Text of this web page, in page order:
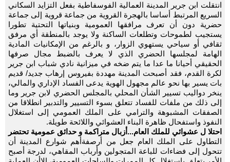
انتقلت ابن جرير المدينة العمالية الفوسفاطية بفعل التزايد السكاني
السريع المرتبط أساسا بالهجرة القروية من جماعة قروية إلى جماعة
حضرية دون أن تعرف مرافقها العمومية وبنياتها التحتية تطورا
يستجيب لطموحات وتطلعات الساكنة ولا يوجد بالمنطقة أي مرفق
ثقافي أو سياحي يستهوي الزوار، و بالرغم من الإمكانيات المادية
الهامة لمجلسها الحضري الذي لا يعرف بالضبط مجال صرفها
الحقيقي أحيانا ما عدا ما يتم ضخه في ميزانية نادي شباب ابن جرير
لكرة القدم، فقد أصبحت المدينة مهددة بفيروس إرهاب جديد/ قديم
بات يسير بها نحو عالم مجهول الهوية يدعى الفساد الإداري والمالي،
ينخر دواليب تسيير الشأن المحلي بالمجلس الحضري لابن جرير وما
إلى ذلك من ملفات للفساد تتعلق بسوء التسيير والتدبير انطلاقا من
الصفقات المشبوهة والترامي على الملك العمومي إلى استغلال
النفوذ واستفحال ظاهرة البناء العشوائي واللائحة طويلة.
احتلا ل عشوائي للملك العام...أزبال متراكمة و حدائق عمومية تحتضر
التطاول على الملك العام جعل من أرصفةأهم شوارع المدينة أن
تتحول إلى فضاءات للباعة المتجولين وأرباب المقاهي، لدرجة أصبح